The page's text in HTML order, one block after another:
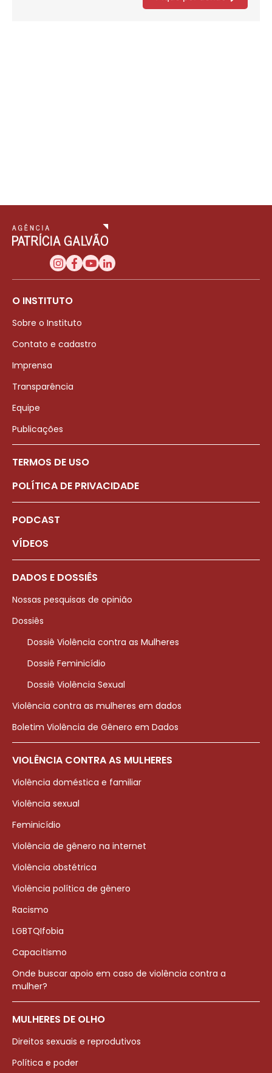
O INSTITUTO
Sobre o Instituto
Contato e cadastro
Imprensa
Transparência
Equipe
Publicações
TERMOS DE USO
POLÍTICA DE PRIVACIDADE
PODCAST
VÍDEOS
DADOS E DOSSIÊS
Nossas pesquisas de opinião
Dossiês
Dossiê Violência contra as Mulheres
Dossiê Feminicídio
Dossiê Violência Sexual
Violência contra as mulheres em dados
Boletim Violência de Gênero em Dados
VIOLÊNCIA CONTRA AS MULHERES
Violência doméstica e familiar
Violência sexual
Feminicídio
Violência de gênero na internet
Violência obstétrica
Violência política de gênero
Racismo
LGBTQIfobia
Capacitismo
Onde buscar apoio em caso de violência contra a
mulher?
MULHERES DE OLHO
Direitos sexuais e reprodutivos
Política e poder